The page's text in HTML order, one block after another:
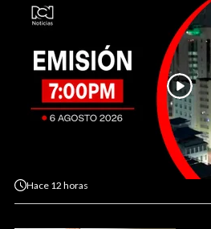
Hace 12 horas